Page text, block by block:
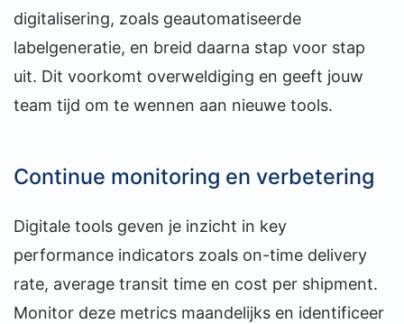
digitalisering, zoals geautomatiseerde
labelgeneratie, en breid daarna stap voor stap
uit. Dit voorkomt overweldiging en geeft jouw
team tijd om te wennen aan nieuwe tools.
Continue monitoring en verbetering
Digitale tools geven je inzicht in key
performance indicators zoals on-time delivery
rate, average transit time en cost per shipment.
Monitor deze metrics maandelijks en identificeer